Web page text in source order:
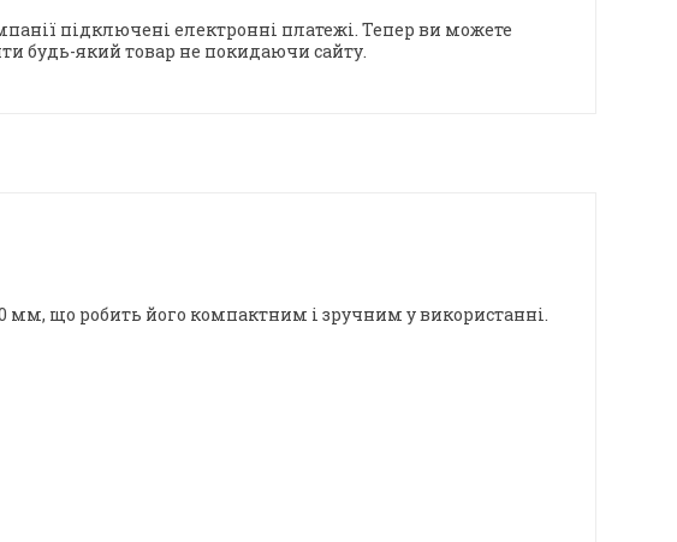
підключені електронні платежі. Тепер ви можете
будь-який товар не покидаючи сайту.
мм, що робить його компактним і зручним у використанні.